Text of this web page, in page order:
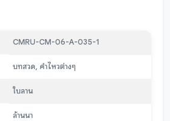
CMRU-CM-06-A-035-1
บทสวด, คำไหวต่างๆ
ใบลาน
ล้านนา